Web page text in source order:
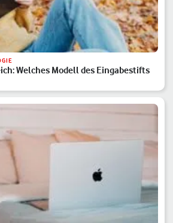
Welches Modell des Eingabestifts